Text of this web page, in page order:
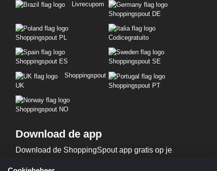
Livrecupom
Shoppingspout DE
Shoppingspout PL Codicegratuito
Shoppingspout ES
Shoppingspout SE
Shoppingspout
UK
Shoppingspout PT
Shoppingspout NO
Download de app
Download de ShoppingSpout app gratis op je